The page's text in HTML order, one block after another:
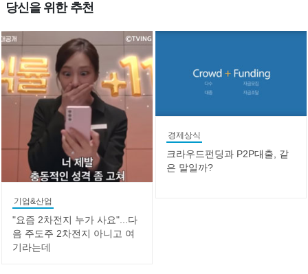
당신을 위한 추천
기업&산업
"요즘 2차전지 누가 사요"...다
음 주도주 2차전지 아니고 여
기라는데
경제상식
크라우드펀딩과 P2P대출, 같
은 말일까?